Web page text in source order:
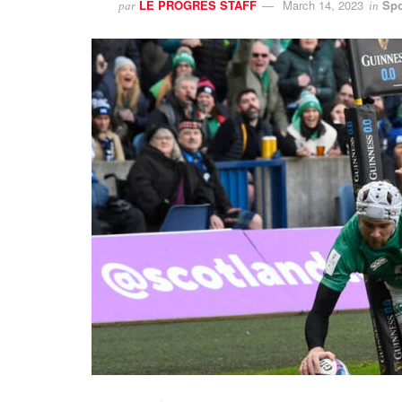
par LE PROGRES STAFF March 14, 2023 in